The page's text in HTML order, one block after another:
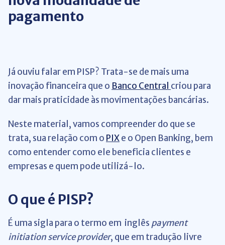
pagamento
Já ouviu falar em PISP? Trata-se de mais uma
inovação financeira que o Banco Central criou para
dar mais praticidade às movimentações bancárias.
Neste material, vamos compreender do que se
trata, sua relação com o PIXe o Open Banking, bem
como entender como ele beneficia clientes e
empresas e quem pode utilizá-lo.
O que é PISP?
É uma sigla para o termo em inglês payment
initiation service provider, que em tradução livre